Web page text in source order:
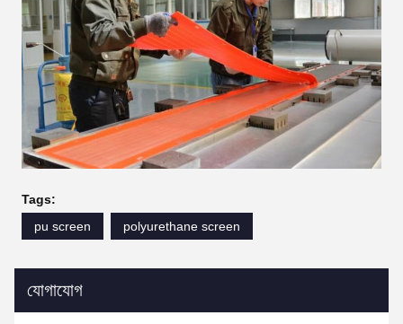
Tags:
pu screen
polyurethane screen
যোগাযোগ